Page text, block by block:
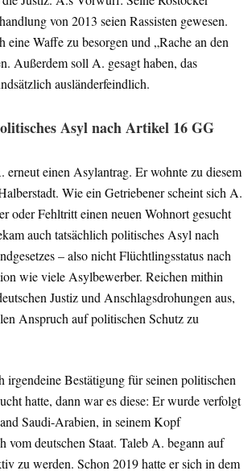
von 2013 seien Rassisten gewesen.
eine Waffe zu besorgen und „Rache an den
Außerdem soll A. gesagt haben, das
ausländerfeindlich.
Asyl nach Artikel 16 GG
erneut einen Asylantrag. Er wohnte zu diesem
Wie ein Getriebener scheint sich A.
oder Fehltritt einen neuen Wohnort gesucht
auch tatsächlich politisches Asyl nach
– also nicht Flüchtlingsstatus nach
wie viele Asylbewerber. Reichen mithin
Justiz und Anschlagsdrohungen aus,
Anspruch auf politischen Schutz zu
irgendeine Bestätigung für seinen politischen
hatte, dann war es diese: Er wurde verfolgt
Saudi-Arabien, in seinem Kopf
vom deutschen Staat. Taleb A. begann auf
zu werden. Schon 2019 hatte er sich in dem